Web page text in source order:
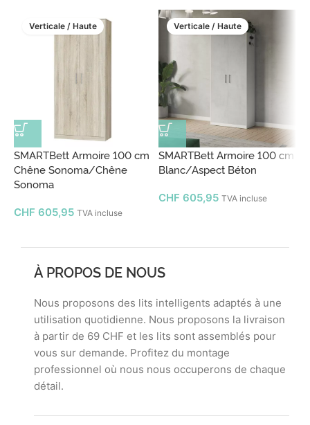
Verticale / Haute
SMARTBett Armoire 100 cm
Chêne Sonoma/Chêne
Sonoma
CHF 605,95 TVA incluse
Verticale / Haute
SMARTBett Armoire 100 cm
Blanc/Aspect Béton
CHF 605,95 TVA incluse
À PROPOS DE NOUS
Nous proposons des lits intelligents adaptés à une
utilisation quotidienne. Nous proposons la livraison
à partir de 69 CHF et les lits sont assemblés pour
vous sur demande. Profitez du montage
professionnel où nous nous occuperons de chaque
détail.